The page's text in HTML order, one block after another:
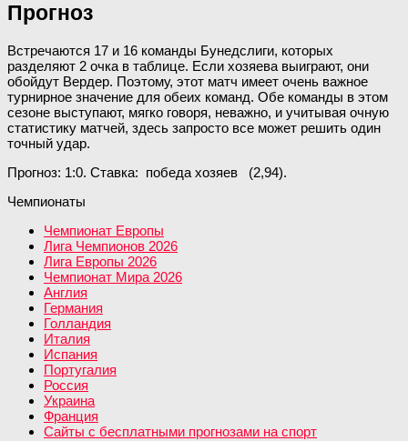
Прогноз
Встречаются 17 и 16 команды Бунедслиги, которых
разделяют 2 очка в таблице. Если хозяева выиграют, они
обойдут Вердер. Поэтому, этот матч имеет очень важное
турнирное значение для обеих команд. Обе команды в этом
сезоне выступают, мягко говоря, неважно, и учитывая очную
статистику матчей, здесь запросто все может решить один
точный удар.
Прогноз: 1:0. Ставка: победа хозяев (2,94).
Чемпионаты
Чемпионат Европы
Лига Чемпионов 2026
Лига Европы 2026
Чемпионат Мира 2026
Англия
Германия
Голландия
Италия
Испания
Португалия
Россия
Украина
Франция
Сайты с бесплатными прогнозами на спорт